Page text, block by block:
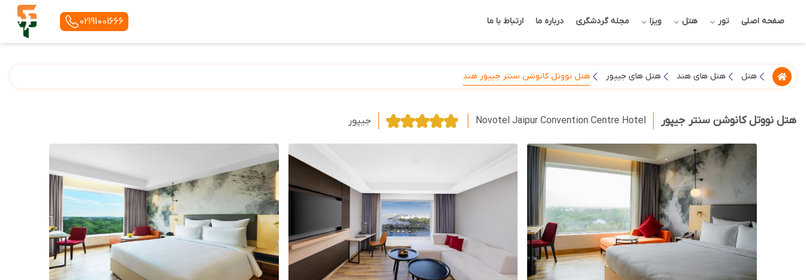
صفحه اصلی تور هتل ویزا مجله گردشگری درباره ما ارتباط با ما 02191001666
هتل هتل های هند هتل های جیپور هتل نووتل کانوشن سنتر جیپور هند
هتل نووتل کانوشن سنتر جیپور Novotel Jaipur Convention Centre Hotel جیپور